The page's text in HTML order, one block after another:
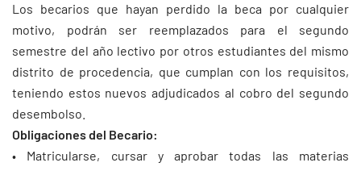
Los becarios que hayan perdido la beca por cualquier
motivo, podrán ser reemplazados para el segundo
semestre del año lectivo por otros estudiantes del mismo
distrito de procedencia, que cumplan con los requisitos,
teniendo estos nuevos adjudicados al cobro del segundo
desembolso.
Obligaciones del Becario:
• Matricularse, cursar y aprobar todas las materias